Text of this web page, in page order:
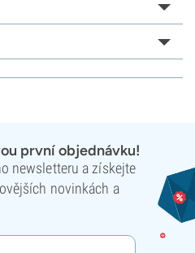
první objednávku!
newsletteru a získejte
novinkách a